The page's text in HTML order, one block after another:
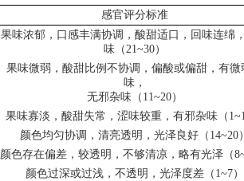
感官评分标准
果味浓郁，口感丰满协调，酸甜适口，回味连绵
味（21~30）
果味微弱，酸甜比例不协调，偏酸或偏甜，有微
味，
无邪杂味（11~20）
果味寡淡，酸甜失常，涩味较重，有邪杂味（
颜色均匀协调，清亮透明，光泽良好（14~20）
颜色存在偏差，较透明，不够清凉，略有光泽（
颜色过深或过浅，不透明，光泽度差（1~7）